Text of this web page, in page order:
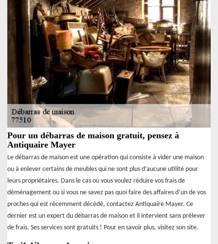
Pour un débarras de maison gratuit, pensez à
Antiquaire Mayer
Le débarras de maison est une opération qui consiste à vider une maison
ou à enlever certains de meubles qui ne sont plus d’aucune utilité pour
leurs propriétaires. Dans le cas où vous voulez réduire vos frais de
déménagement ou si vous ne savez pas quoi faire des affaires d’un de vos
proches qui est récemment décédé, contactez Antiquaire Mayer. Ce
dernier est un expert du débarras de maison et il intervient sans prélever
de frais. Ses services sont gratuits ! Pour en savoir plus, visitez son site.